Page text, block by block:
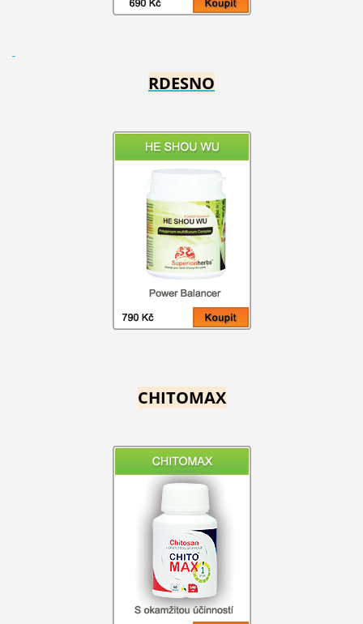
RDESNO
CHITOMAX